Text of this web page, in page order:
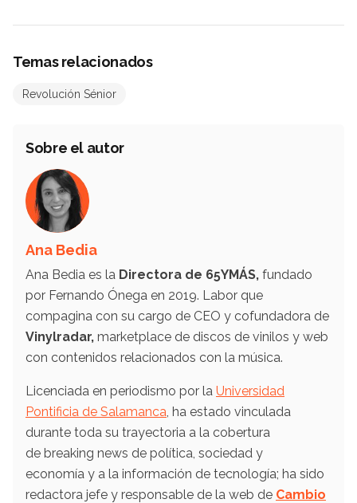
Temas relacionados
Revolución Sénior
Sobre el autor
Ana Bedia
Ana Bedia es la Directora de 65YMÁS, fundado
por Fernando Ónega en 2019. Labor que
compagina con su cargo de CEO y cofundadora de
Vinylradar, marketplace de discos de vinilos y web
con contenidos relacionados con la música.
Licenciada en periodismo por la Universidad
Pontificia de Salamanca , ha estado vinculada
durante toda su trayectoria a la cobertura
de breaking news de política, sociedad y
economía y a la información de tecnología; ha sido
redactora jefe y responsable de la web de Cambio